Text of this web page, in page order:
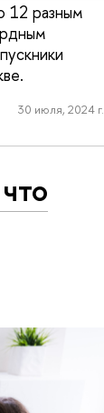
12 разным
30 июля, 2024 г.